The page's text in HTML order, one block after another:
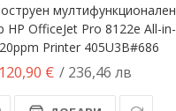
мултифункционален
HP OfficeJet Pro 8122e All-in-
Printer 405U3B#686
€ / 236,46 лв